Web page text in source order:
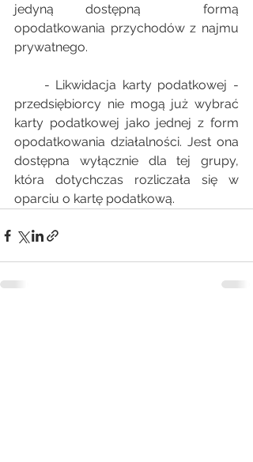
jedyną dostępną  formą
opodatkowania przychodów z najmu
prywatnego.
przedsiębiorcy nie mogą już wybrać
karty podatkowej jako jednej z form
opodatkowania działalności. Jest ona
dostępna wyłącznie dla tej grupy,
która dotychczas rozliczała się w
oparciu o kartę podatkową.